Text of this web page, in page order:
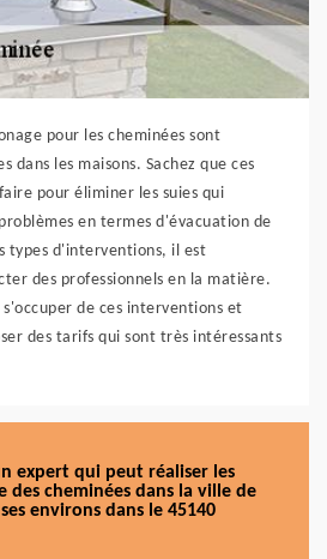
pour les cheminées sont
dans les maisons. Sachez que ces
pour éliminer les suies qui
en termes d'évacuation de
types d'interventions, il est
des professionnels en la matière.
de ces interventions et
des tarifs qui sont très intéressants
expert qui peut réaliser les
des cheminées dans la ville de
environs dans le 45140